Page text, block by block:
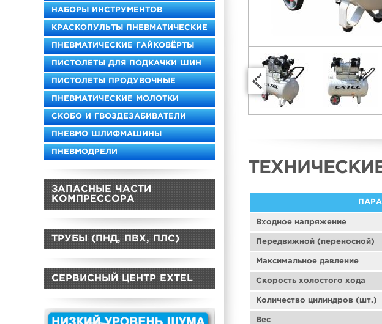
НАБОРЫ ИНСТРУМЕНТОВ
КРАСКОПУЛЬТЫ ПНЕВМАТИЧЕСКИЕ
ПНЕВМАТИЧЕСКИЕ ГАЙКОВЁРТЫ
ПИСТОЛЕТЫ ДЛЯ ПОДКАЧКИ ШИН
ПИСТОЛЕТЫ ПРОДУВОЧНЫЕ
ПНЕВМАТИЧЕСКИЕ МОЛОТКИ
СКОБО И ГВОЗДЕЗАБИВАТЕЛИ
ПНЕВМО ШЛИФМАШИНЫ
ПНЕВМОДРЕЛИ
ЗАПАСНЫЕ ЧАСТИ
КОМПРЕССОРА
ТРУБЫ (ПНД, ПВХ, ПЛС)
СЕРВИСНЫЙ ЦЕНТР EXTEL
Входное напряжение
Передвижной (переносной)
Максимальное давление
Скорость холостого хода
Количество цилиндров (шт.)
Вес